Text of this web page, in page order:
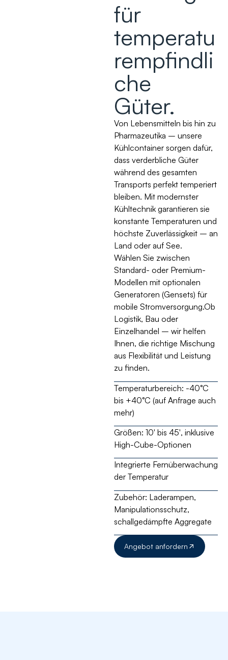
für
temperatu
rempfindli
che
Güter.
Von Lebensmitteln bis hin zu
Pharmazeutika – unsere
Kühlcontainer sorgen dafür,
dass verderbliche Güter
während des gesamten
Transports perfekt temperiert
bleiben. Mit modernster
Kühltechnik garantieren sie
konstante Temperaturen und
höchste Zuverlässigkeit – an
Land oder auf See.
Wählen Sie zwischen
Standard- oder Premium-
Modellen mit optionalen
Generatoren (Gensets) für
mobile Stromversorgung.Ob
Logistik, Bau oder
Einzelhandel – wir helfen
Ihnen, die richtige Mischung
aus Flexibilität und Leistung
zu finden.
Temperaturbereich: -40°C
bis +40°C (auf Anfrage auch
mehr)
Größen: 10′ bis 45′, inklusive
High-Cube-Optionen
Integrierte Fernüberwachung
der Temperatur
Zubehör: Laderampen,
Manipulationsschutz,
schallgedämpfte Aggregate
Angebot anfordern